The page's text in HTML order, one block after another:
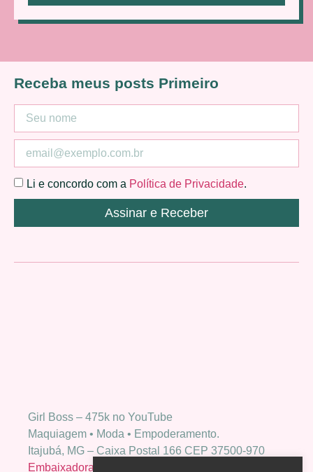
Girl Boss – 475k no YouTube
Maquiagem • Moda • Empoderamento.
Itajubá, MG – Caixa Postal 166 CEP 37500-970
Embaixadora Bio Extratus
Receba meus posts Primeiro
Li e concordo com a Política de Privacidade.
Assinar e Receber